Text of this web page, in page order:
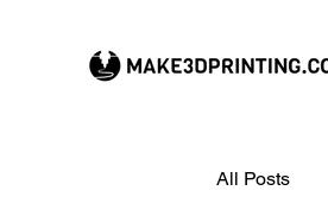
All Posts